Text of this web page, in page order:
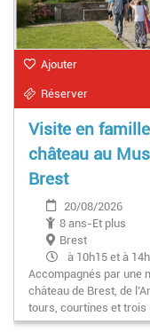
Ajouter
Réserver
Visite en
château au
Brest
20/08/2026
8 ans-Et plus
Brest
à 10h15 et à
Accompagnés par une
château de Brest, de
tours, courtines et trois